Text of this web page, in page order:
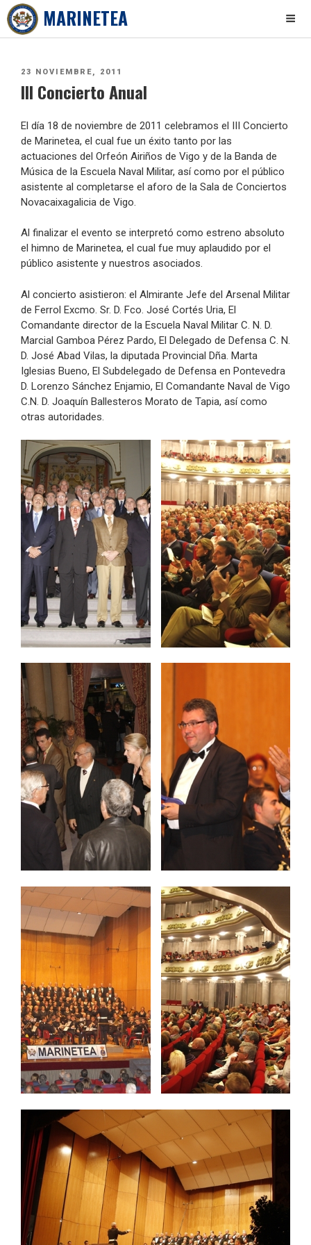
MARINETEA
PUBLICADO
23 NOVIEMBRE, 2011
III Concierto Anual
El día 18 de noviembre de 2011 celebramos el III Concierto
de Marinetea, el cual fue un éxito tanto por las
actuaciones del Orfeón Airiños de Vigo y de la Banda de
Música de la Escuela Naval Militar, así como por el público
asistente al completarse el aforo de la Sala de Conciertos
Novacaixagalicia de Vigo.
Al finalizar el evento se interpretó como estreno absoluto
el himno de Marinetea, el cual fue muy aplaudido por el
público asistente y nuestros asociados.
Al concierto asistieron: el Almirante Jefe del Arsenal Militar
de Ferrol Excmo. Sr. D. Fco. José Cortés Uria, El
Comandante director de la Escuela Naval Militar C. N. D.
Marcial Gamboa Pérez Pardo, El Delegado de Defensa C. N.
D. José Abad Vilas, la diputada Provincial Dña. Marta
Iglesias Bueno, El Subdelegado de Defensa en Pontevedra
D. Lorenzo Sánchez Enjamio, El Comandante Naval de Vigo
C.N. D. Joaquín Ballesteros Morato de Tapia, así como
otras autoridades.